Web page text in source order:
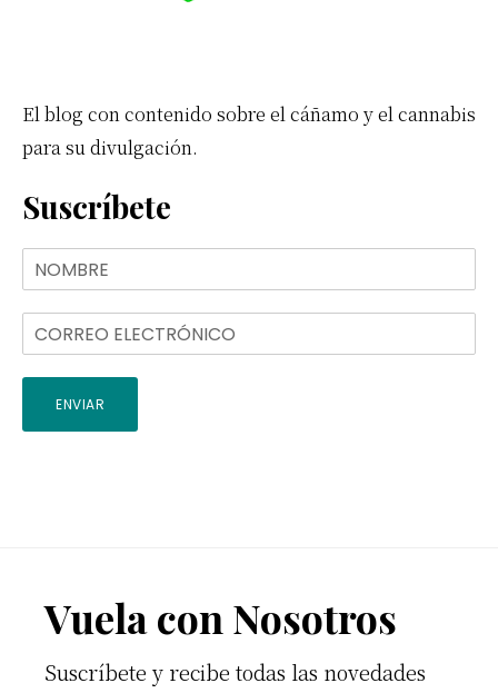
El blog con contenido sobre el cáñamo y el cannabis
para su divulgación.
Suscríbete
ENVIAR
Footer
Vuela con Nosotros
Suscríbete y recibe todas las novedades